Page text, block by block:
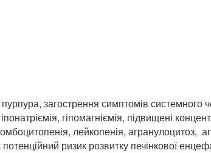
загострення симптомів системного
гіпомагніємія, підвищені
лейкопенія, агранулоцитоз,
ризик розвитку печінкової